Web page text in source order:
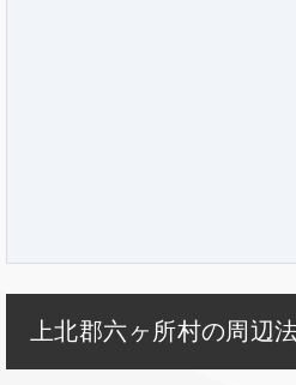
上北郡六ヶ所村の周辺